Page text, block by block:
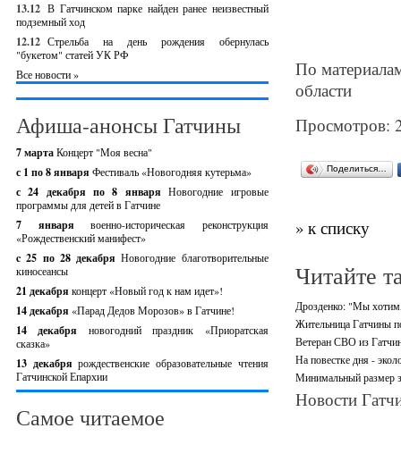
13.12 В Гатчинском парке найден ранее неизвестный
подземный ход
12.12 Стрельба на день рождения обернулась
"букетом" статей УК РФ
Все новости »
Афиша-анонсы Гатчины
7 мартаКонцерт "Моя весна"
с 1 по 8 января Фестиваль «Новогодняя кутерьма»
с 24 декабря по 8 январяНовогодние игровые
программы для детей в Гатчине
7 январявоенно-историческая реконструкция
«Рождественский манифест»
c 25 по 28 декабряНовогодние благотворительные
киносеансы
21 декабря концерт «Новый год к нам идет»!
14 декабря «Парад Дедов Морозов» в Гатчине!
14 декабря новогодний праздник «Приоратская
сказка»
13 декабрярождественские образовательные чтения
Гатчинской Епархии
Самое читаемое
По
области
Просмотров:
Поделиться…
» к списку
Читайте
Дрозденко: "Мы хотим,
Жительница Гатчины
Ветеран СВО из
На повестке дня -
Минимальный размер
Новости